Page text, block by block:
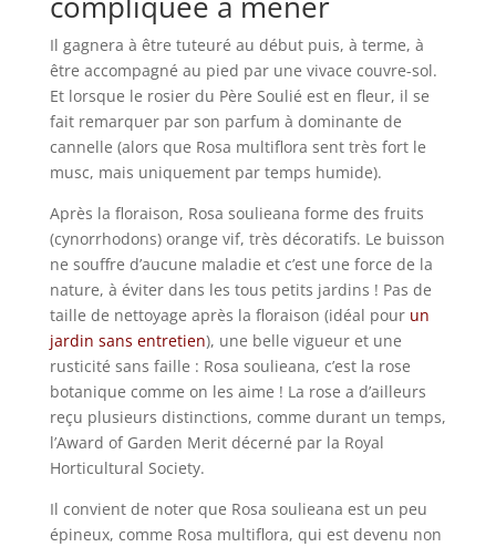
Il gagnera à être tuteuré au début puis, à terme, à
être accompagné au pied par une vivace couvre-sol.
Et lorsque le rosier du Père Soulié est en fleur, il se
fait remarquer par son parfum à dominante de
cannelle (alors que Rosa multiflora sent très fort le
musc, mais uniquement par temps humide).
Après la floraison, Rosa soulieana forme des fruits
(cynorrhodons) orange vif, très décoratifs. Le buisson
ne souffre d’aucune maladie et c’est une force de la
nature, à éviter dans les tous petits jardins ! Pas de
taille de nettoyage après la floraison (idéal pour un
jardin sans entretien), une belle vigueur et une
rusticité sans faille : Rosa soulieana, c’est la rose
botanique comme on les aime ! La rose a d’ailleurs
reçu plusieurs distinctions, comme durant un temps,
l’Award of Garden Merit décerné par la Royal
Horticultural Society.
Il convient de noter que Rosa soulieana est un peu
épineux, comme Rosa multiflora, qui est devenu non